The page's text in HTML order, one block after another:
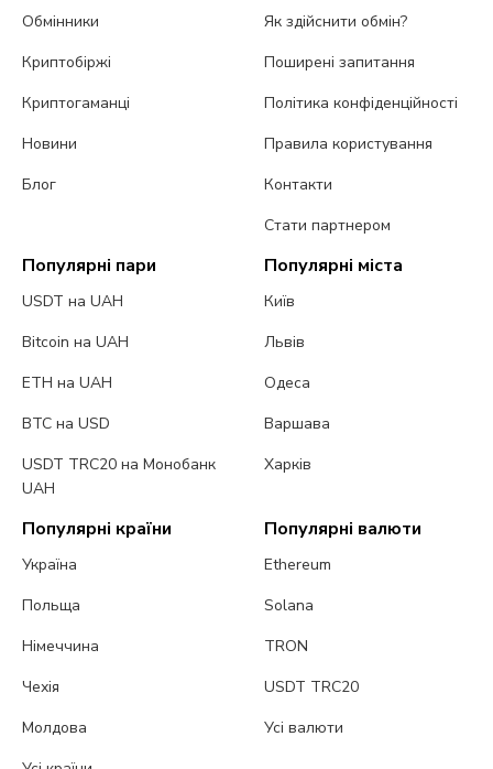
Обмінники
Криптобіржі
Криптогаманці
Новини
Блог
Як здійснити обмін?
Поширені запитання
Політика конфіденційності
Правила користування
Контакти
Стати партнером
Популярні пари
USDT на UAH
Bitcoin на UAH
ETH на UAH
BTC на USD
USDT TRC20 на Монобанк
UAH
Популярні міста
Київ
Львів
Одеса
Варшава
Харків
Популярні країни
Україна
Польща
Німеччина
Чехія
Молдова
Популярні валюти
Ethereum
Solana
TRON
USDT TRC20
Усі валюти